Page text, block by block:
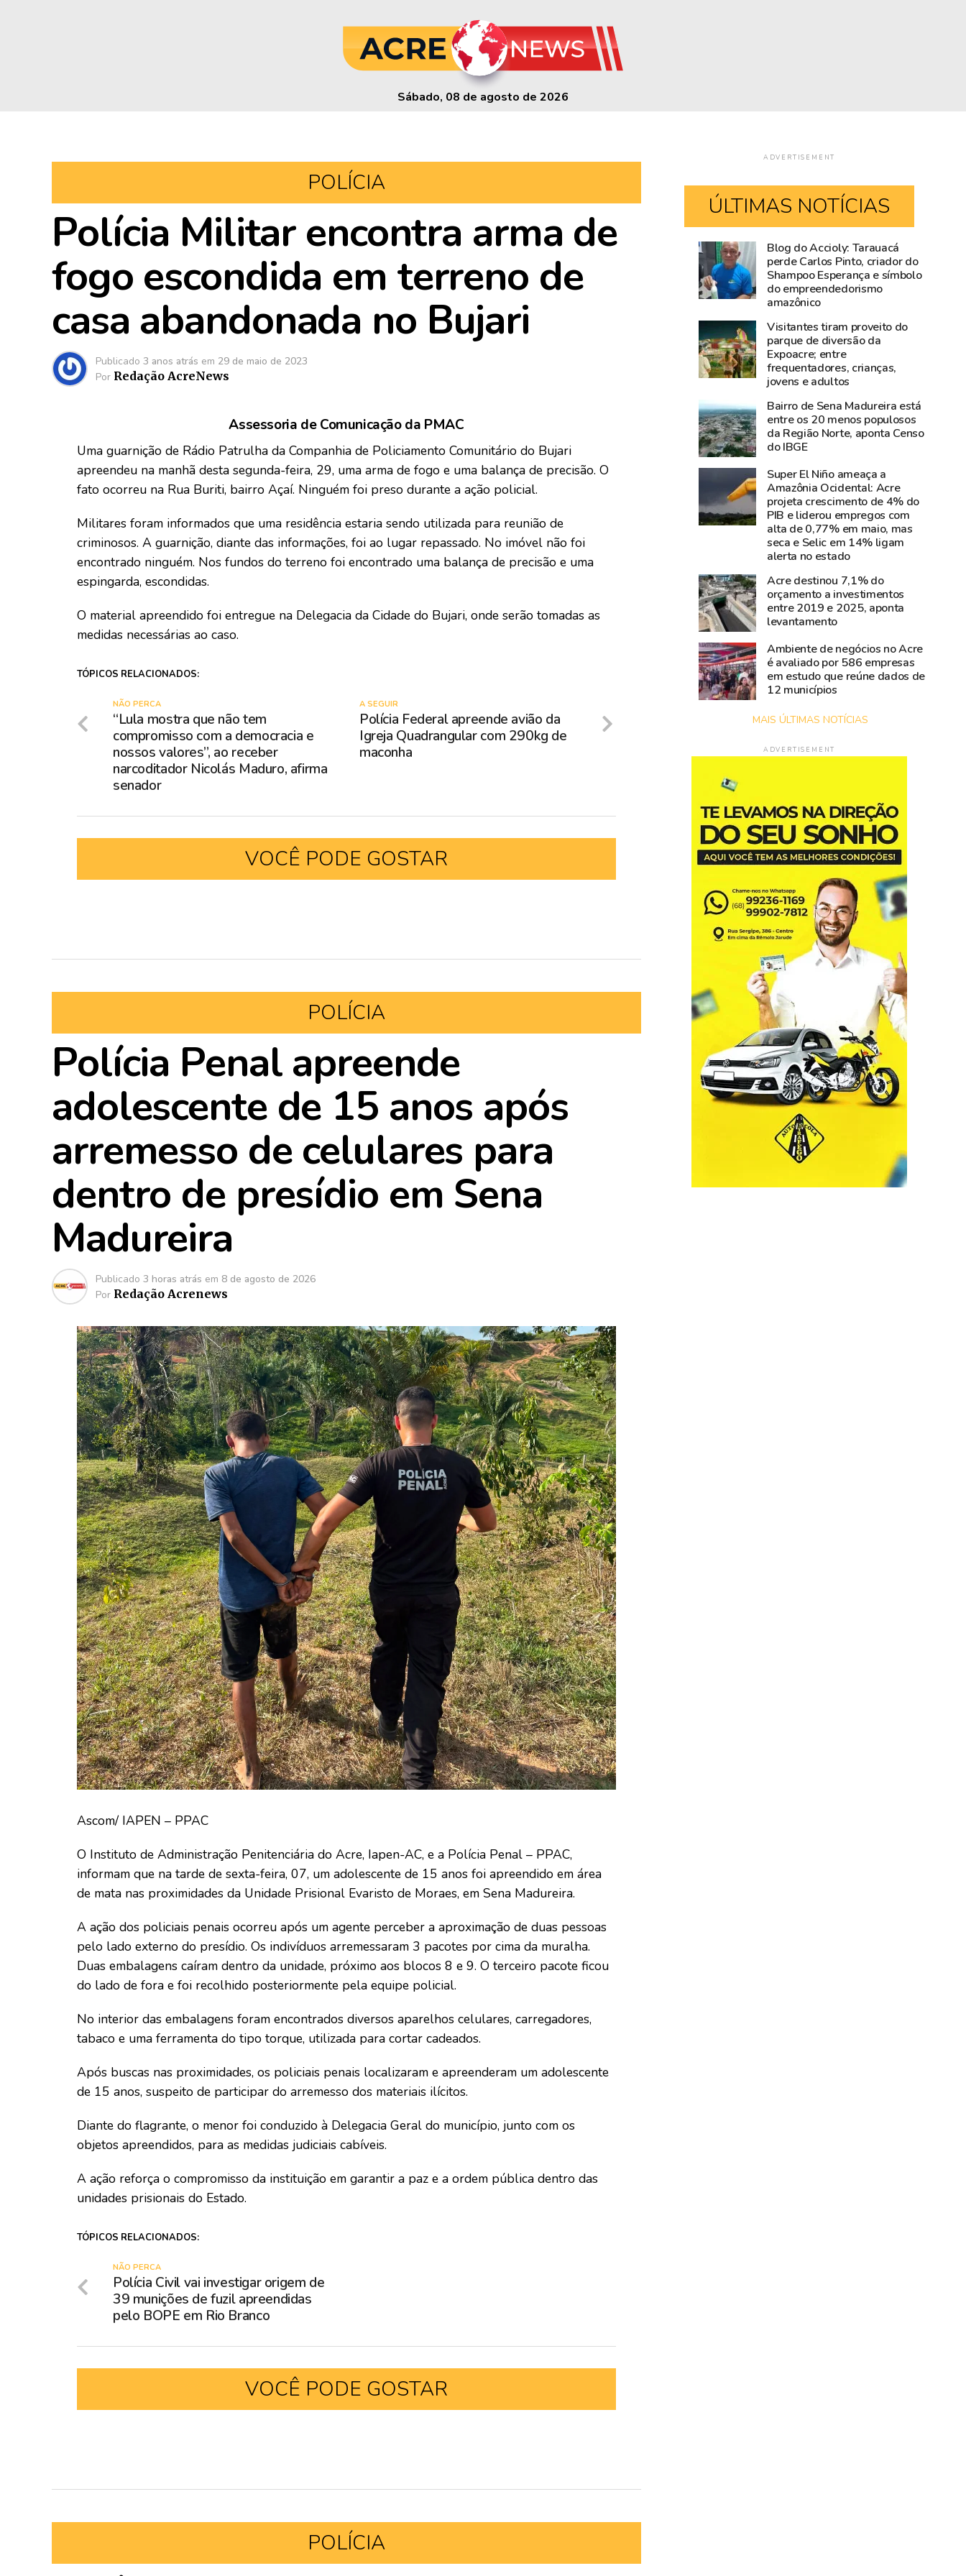
Sábado, 08 de agosto de 2026
POLÍCIA
Polícia Militar encontra arma de
fogo escondida em terreno de
casa abandonada no Bujari
Publicado 3 anos atrás em 29 de maio de 2023
Por Redação AcreNews
Assessoria de Comunicação da PMAC
Uma guarnição de Rádio Patrulha da Companhia de Policiamento Comunitário do Bujari
apreendeu na manhã desta segunda-feira, 29, uma arma de fogo e uma balança de precisão. O
fato ocorreu na Rua Buriti, bairro Açaí. Ninguém foi preso durante a ação policial.
Militares foram informados que uma residência estaria sendo utilizada para reunião de
criminosos. A guarnição, diante das informações, foi ao lugar repassado. No imóvel não foi
encontrado ninguém. Nos fundos do terreno foi encontrado uma balança de precisão e uma
espingarda, escondidas.
O material apreendido foi entregue na Delegacia da Cidade do Bujari, onde serão tomadas as
medidas necessárias ao caso.
TÓPICOS RELACIONADOS:
A SEGUIR
Polícia Federal apreende avião da
Igreja Quadrangular com 290kg de
maconha
NÃO PERCA
“Lula mostra que não tem
compromisso com a democracia e
nossos valores”, ao receber
narcoditador Nicolás Maduro, afirma
senador
VOCÊ PODE GOSTAR
POLÍCIA
Polícia Penal apreende
adolescente de 15 anos após
arremesso de celulares para
dentro de presídio em Sena
Madureira
Publicado 3 horas atrás em 8 de agosto de 2026
Por Redação Acrenews
Ascom/ IAPEN – PPAC
O Instituto de Administração Penitenciária do Acre, Iapen-AC, e a Polícia Penal – PPAC,
informam que na tarde de sexta-feira, 07, um adolescente de 15 anos foi apreendido em área
de mata nas proximidades da Unidade Prisional Evaristo de Moraes, em Sena Madureira.
A ação dos policiais penais ocorreu após um agente perceber a aproximação de duas pessoas
pelo lado externo do presídio. Os indivíduos arremessaram 3 pacotes por cima da muralha.
Duas embalagens caíram dentro da unidade, próximo aos blocos 8 e 9. O terceiro pacote ficou
do lado de fora e foi recolhido posteriormente pela equipe policial.
No interior das embalagens foram encontrados diversos aparelhos celulares, carregadores,
tabaco e uma ferramenta do tipo torque, utilizada para cortar cadeados.
Após buscas nas proximidades, os policiais penais localizaram e apreenderam um adolescente
de 15 anos, suspeito de participar do arremesso dos materiais ilícitos.
Diante do flagrante, o menor foi conduzido à Delegacia Geral do município, junto com os
objetos apreendidos, para as medidas judiciais cabíveis.
A ação reforça o compromisso da instituição em garantir a paz e a ordem pública dentro das
unidades prisionais do Estado.
TÓPICOS RELACIONADOS:
NÃO PERCA
Polícia Civil vai investigar origem de
39 munições de fuzil apreendidas
pelo BOPE em Rio Branco
VOCÊ PODE GOSTAR
POLÍCIA
ADVERTISEMENT
ÚLTIMAS NOTÍCIAS
Comércio
de
Rio
aposta
em
Dia
dos
Pais
aquecido
66%
dos
empresários
esperam
aumento
Mailza
tieta
Ana
diz
que
show
da
cantora
foi
um
dos
grandes
sucesso
da
Blog do Accioly: Tarauacá
perde Carlos Pinto, criador do
Shampoo Esperança e símbolo
do empreendedorismo
amazônico
Visitantes tiram proveito do
parque de diversão da
Expoacre; entre
frequentadores, crianças,
jovens e adultos
Bairro de Sena Madureira está
entre os 20 menos populosos
da Região Norte, aponta Censo
do IBGE
Super El Niño ameaça a
Amazônia Ocidental: Acre
projeta crescimento de 4% do
PIB e liderou empregos com
alta de 0,77% em maio, mas
seca e Selic em 14% ligam
alerta no estado
Acre destinou 7,1% do
orçamento a investimentos
entre 2019 e 2025, aponta
levantamento
Ambiente de negócios no Acre
é avaliado por 586 empresas
em estudo que reúne dados de
12 municípios
MAIS ÚLTIMAS NOTÍCIAS
ADVERTISEMENT